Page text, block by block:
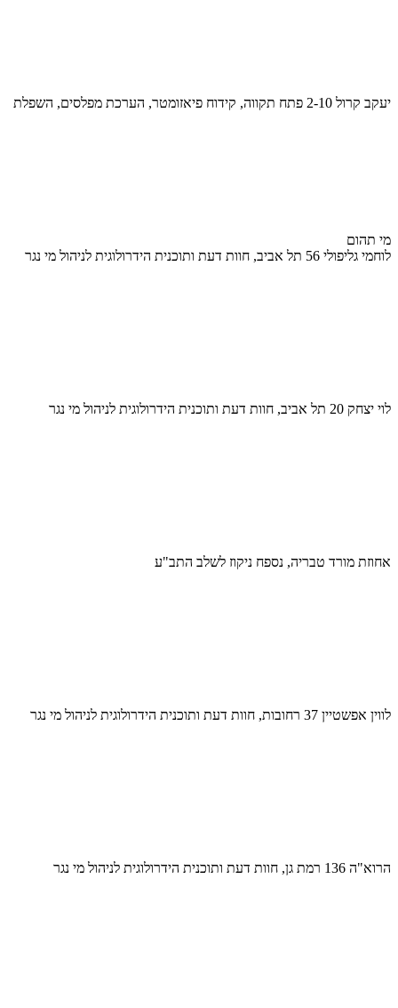
יעקב קרול 2-10 פתח תקווה, קידוח פיאזומטר, הערכת מפלסים, השפלת
מי תהום
לוחמי גליפולי 56 תל אביב, חוות דעת ותוכנית הידרולוגית לניהול מי נגר
לוי יצחק 20 תל אביב, חוות דעת ותוכנית הידרולוגית לניהול מי נגר
אחוזת מורד טבריה, נספח ניקוז לשלב התב"ע
לווין אפשטיין 37 רחובות, חוות דעת ותוכנית הידרולוגית לניהול מי נגר
הרוא"ה 136 רמת גן, חוות דעת ותוכנית הידרולוגית לניהול מי נגר